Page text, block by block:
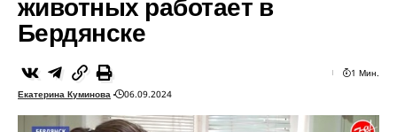
Бердянске
Екатерина Куминова 06.09.2024
1 Мин.